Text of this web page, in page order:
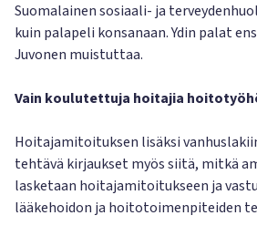
Suomalainen sosiaali- ja
kuin palapeli konsanaan. Ydin palat
Juvonen muistuttaa.
Vain koulutettuja hoitajia
Hoitajamitoituksen lisäksi
tehtävä kirjaukset myös siitä, mitkä
lasketaan hoitajamitoitukseen ja
lääkehoidon ja hoitotoimenpiteiden